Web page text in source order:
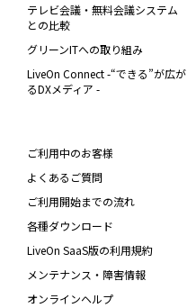
テレビ会議・無料会議システム
との比較
グリーンITへの取り組み
LiveOn Connect -“できる”が広が
るDXメディア -
ご利用中のお客様
よくあるご質問
ご利用開始までの流れ
各種ダウンロード
LiveOn SaaS版の利用規約
メンテナンス・障害情報
オンラインヘルプ